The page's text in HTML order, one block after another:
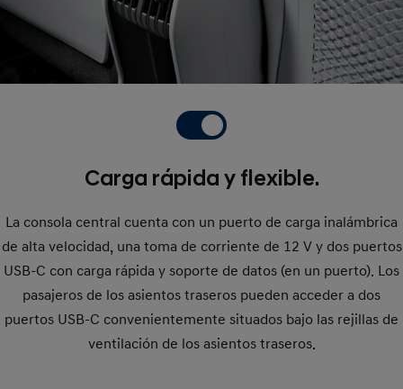
Carga rápida y flexible.
La consola central cuenta con un puerto de carga inalámbrica
de alta velocidad, una toma de corriente de 12 V y dos puertos
USB-C con carga rápida y soporte de datos (en un puerto). Los
pasajeros de los asientos traseros pueden acceder a dos
puertos USB-C convenientemente situados bajo las rejillas de
ventilación de los asientos traseros.